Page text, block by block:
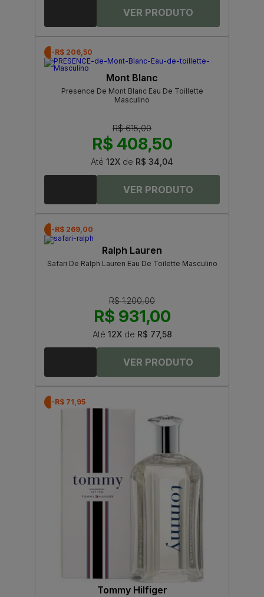
-R$ 206,50
Mont Blanc
Presence De Mont Blanc Eau De Toillette
Masculino
R$ 615,00
R$ 408,50
Até 12X de R$ 34,04
-R$ 269,00
Ralph Lauren
Safari De Ralph Lauren Eau De Toilette Masculino
R$ 1.200,00
R$ 931,00
Até 12Xde R$ 77,58
-R$ 71,95
Tommy Hilfiger